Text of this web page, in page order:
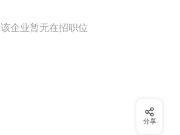
该企业暂无在招职位
分享